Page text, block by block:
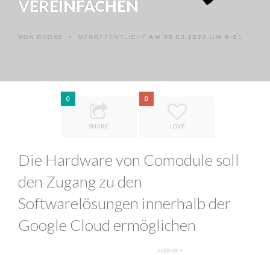
VEREINFACHEN
VON GEORG • VERÖFFENTLICHT AM 30.03.2022 UM 8:01
0
SHARE
0
LOVE
Die Hardware von Comodule soll
den Zugang zu den
Softwarelösungen innerhalb der
Google Cloud ermöglichen